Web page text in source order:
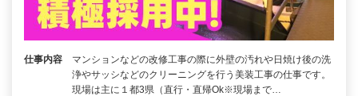
仕事内容
マンションなどの改修工事の際に外壁の汚れや日焼け後の洗
浄やサッシなどのクリーニングを行う美装工事の仕事です。
現場は主に１都3県（直行・直帰Ok※現場まで…